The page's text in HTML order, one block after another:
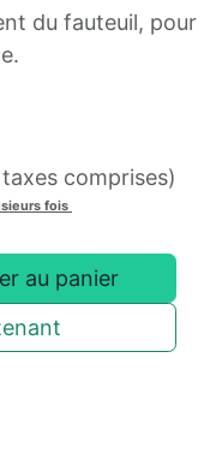
du fauteuil, pour
au panier
comprises)
fois